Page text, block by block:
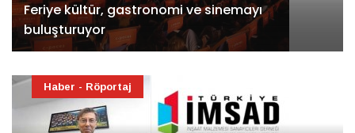
Feriye kültür, gastronomi ve sinemayı
buluşturuyor
Haber - Röportaj